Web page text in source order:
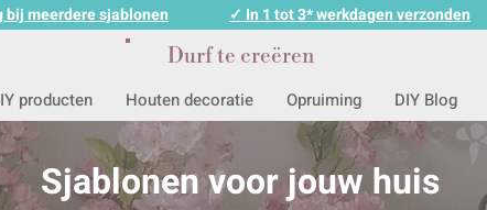
meerdere sjablonen ✓ In 1 tot 3* werkdagen verzonden
Durf te creëren
producten Houten decoratie Opruiming DIY Blog
Sjablonen voor jouw huis